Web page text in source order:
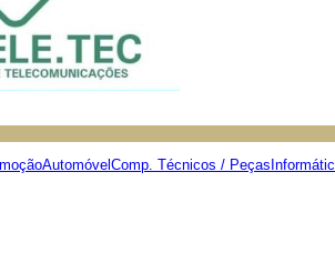
Automóvel Comp. Técnicos / Peças